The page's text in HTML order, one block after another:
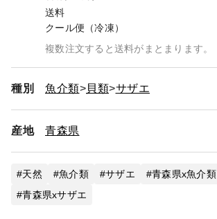
送料
クール便（冷凍）
複数注文すると送料がまとまります。
種別 魚介類 貝類 サザエ
産地 青森県
天然 魚介類 サザエ 青森県x魚介類
青森県xサザエ